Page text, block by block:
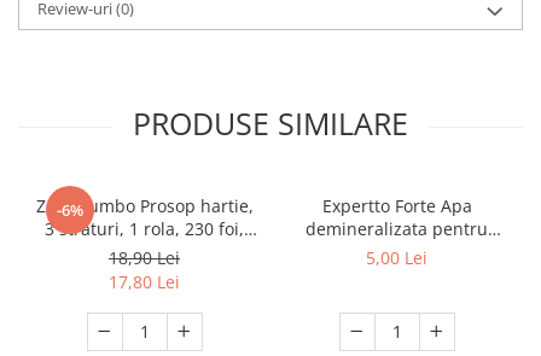
Review-uri(0)
PRODUSE SIMILARE
-6%
Zewa Jumbo Prosop hartie,
3 straturi, 1 rola, 230 foi,
Premium Expert
18,90 Lei
17,80 Lei
Expertto Forte Apa
demineralizata pentru
fierul de calcat, 1 L, Floral
5,00 Lei